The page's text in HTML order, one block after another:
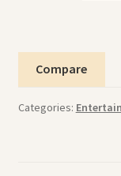
قفص
الاشكال
quantity
Compare
Categories: